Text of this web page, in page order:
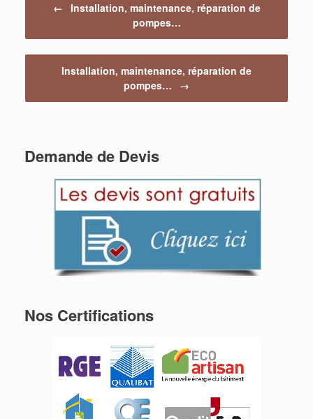
←
Installation, maintenance, réparation de
pompes…
Installation, maintenance, réparation de
pompes…
→
Demande de Devis
Nos Certifications